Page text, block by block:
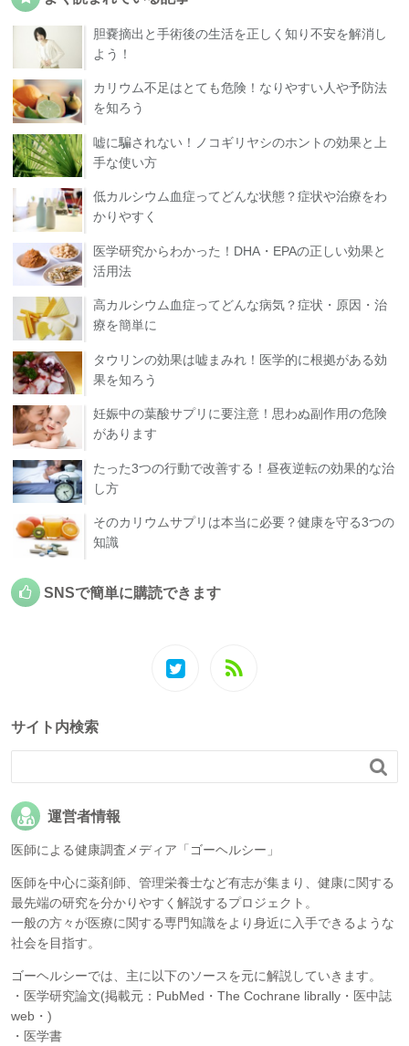
胆嚢摘出と手術後の生活を正しく知り不安を解消し
よう！
カリウム不足はとても危険！なりやすい人や予防法
を知ろう
嘘に騙されない！ノコギリヤシのホントの効果と上
手な使い方
低カルシウム血症ってどんな状態？症状や治療をわ
かりやすく
医学研究からわかった！DHA・EPAの正しい効果と
活用法
高カルシウム血症ってどんな病気？症状・原因・治
療を簡単に
タウリンの効果は嘘まみれ！医学的に根拠がある効
果を知ろう
妊娠中の葉酸サプリに要注意！思わぬ副作用の危険
があります
たった3つの行動で改善する！昼夜逆転の効果的な治
し方
そのカリウムサプリは本当に必要？健康を守る3つの
知識
SNSで簡単に購読できます
サイト内検索

運営者情報
医師による健康調査メディア「ゴーヘルシー」
医師を中心に薬剤師、管理栄養士など有志が集まり、健康に関する
最先端の研究を分かりやすく解説するプロジェクト。
一般の方々が医療に関する専門知識をより身近に入手できるような
社会を目指す。
ゴーヘルシーでは、主に以下のソースを元に解説していきます。
・医学研究論文(掲載元：PubMed・The Cochrane librally・医中誌
web・)
・医学書